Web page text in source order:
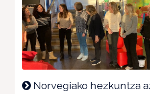
Norvegiako hezkuntza